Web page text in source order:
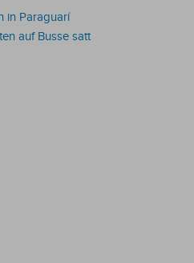
in Paraguarí
auf Busse satt